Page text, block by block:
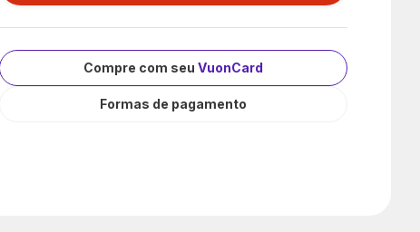
Compre com seu VuonCard
Formas de pagamento